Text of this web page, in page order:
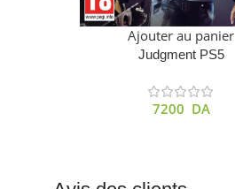
Ajouter au panier
Judgment PS5
7200 DA